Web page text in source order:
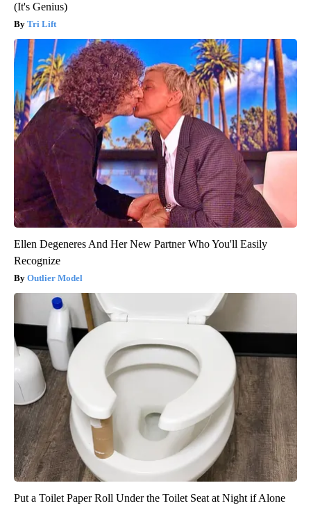
(It's Genius)
Tri Lift
Ellen Degeneres And Her New Partner Who You'll Easily
Recognize
Outlier Model
Put a Toilet Paper Roll Under the Toilet Seat at Night if Alone